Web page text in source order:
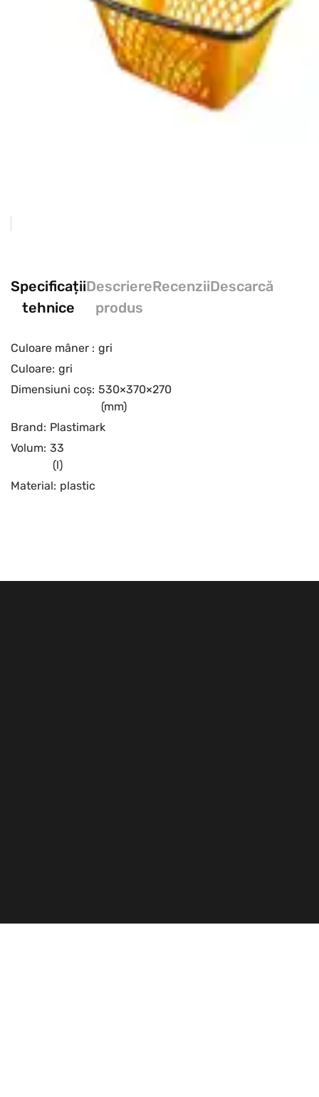
Specificații
tehnice
Descriere
produs
RecenziiDescarcă
Culoare mâner : gri
Culoare: gri
Dimensiuni coș: 530×370×270
(mm)
Brand: Plastimark
Volum: 33
(l)
Material: plastic